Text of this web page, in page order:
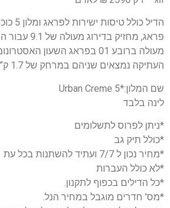
הדיל
פראג, מחזיק
מעולה ברובע 01 בפראג השעון
העתיקה נמצאים שניהם במרחק של 1.7 ק”מ מהמלון.
שם המלון:*5 Urban Creme
לינה בלבד
*ניתן לפרוס לתשלומים
*כולל תיק גב
*מחיר נכון ל 7/7 ועתיד להשתנות בכל עת
*לא כולל העברות
*כל הדילים בכפוף לתקנון.
*מס' חדרים מוגבל במחיר הנל.